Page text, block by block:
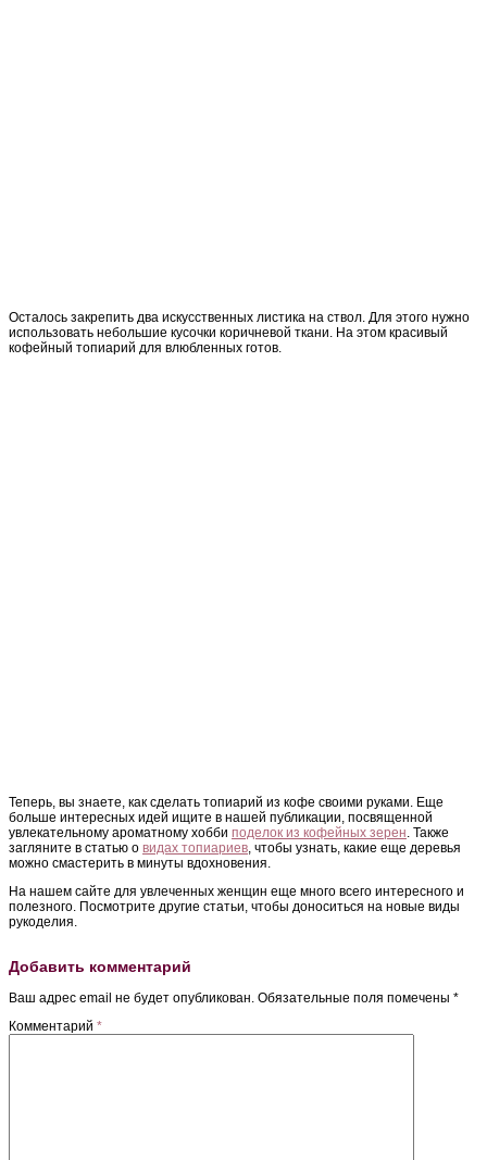
Осталось закрепить два искусственных листика на ствол. Для этого нужно
использовать небольшие кусочки коричневой ткани. На этом красивый
кофейный топиарий для влюбленных готов.
Теперь, вы знаете, как сделать топиарий из кофе своими руками. Еще
больше интересных идей ищите в нашей публикации, посвященной
увлекательному ароматному хобби поделок из кофейных зерен. Также
загляните в статью о видах топиариев, чтобы узнать, какие еще деревья
можно смастерить в минуты вдохновения.
На нашем сайте для увлеченных женщин еще много всего интересного и
полезного. Посмотрите другие статьи, чтобы доноситься на новые виды
рукоделия.
Добавить комментарий
Ваш адрес email не будет опубликован. Обязательные поля помечены *
Комментарий *